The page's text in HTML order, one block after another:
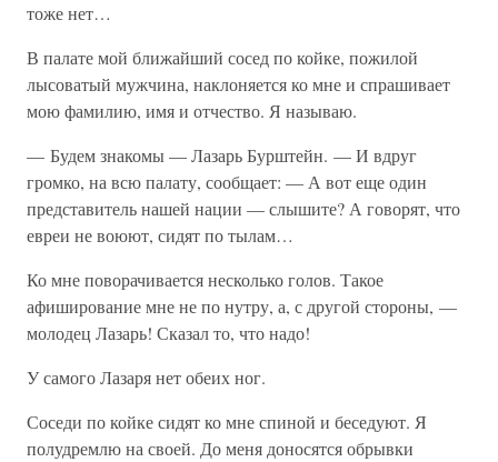
тоже нет…
В палате мой ближайший сосед по койке, пожилой
лысоватый мужчина, наклоняется ко мне и спрашивает
мою фамилию, имя и отчество. Я называю.
— Будем знакомы — Лазарь Бурштейн. — И вдруг
громко, на всю палату, сообщает: — А вот еще один
представитель нашей нации — слышите? А говорят, что
евреи не воюют, сидят по тылам…
Ко мне поворачивается несколько голов. Такое
афиширование мне не по нутру, а, с другой стороны, —
молодец Лазарь! Сказал то, что надо!
У самого Лазаря нет обеих ног.
Соседи по койке сидят ко мне спиной и беседуют. Я
полудремлю на своей. До меня доносятся обрывки